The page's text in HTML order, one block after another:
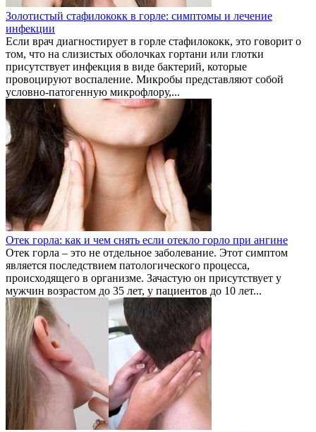
Золотистый стафилококк в горле: симптомы и лечение
инфекции
Если врач диагностирует в горле стафилококк, это говорит о
том, что на слизистых оболочках гортани или глотки
присутствует инфекция в виде бактерий, которые
провоцируют воспаление. Микробы представляют собой
условно-патогенную микрофлору,...
Отек горла: как и чем снять если отекло горло при ангине
Отек горла – это не отдельное заболевание. Этот симптом
является последствием патологического процесса,
происходящего в организме. Зачастую он присутствует у
мужчин возрастом до 35 лет, у пациентов до 10 лет...